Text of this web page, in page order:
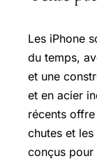
Les iPhone
du temps,
et une
et en acier
récents
chutes et
conçus pour